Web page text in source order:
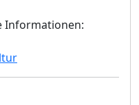
Informationen: